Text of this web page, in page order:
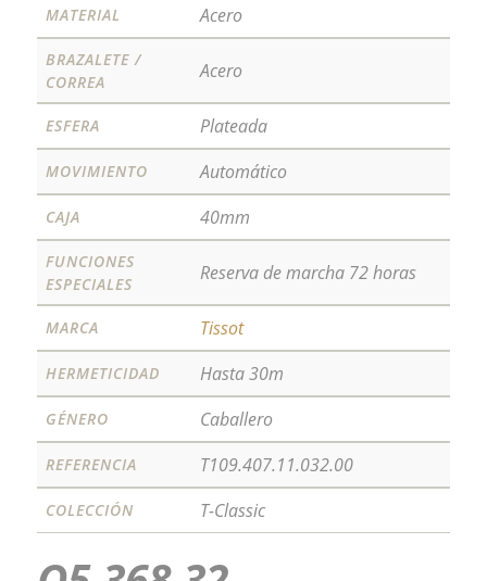
MATERIAL Acero
BRAZALETE /
CORREA
Acero
ESFERA Plateada
MOVIMIENTO Automático
CAJA 40mm
FUNCIONES
ESPECIALES
Reserva de marcha 72 horas
MARCA Tissot
HERMETICIDAD Hasta 30m
GÉNERO Caballero
REFERENCIA T109.407.11.032.00
COLECCIÓN T-Classic